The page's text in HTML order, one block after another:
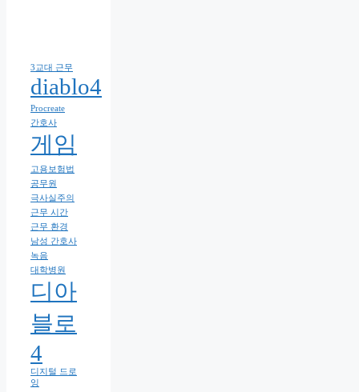
3교대 근무
diablo4
Procreate
간호사
게임
고용보험법
공무원
극사실주의
근무 시간
근무 환경
남성 간호사
녹음
대학병원
디아
블로
4
디지털 드로
잉